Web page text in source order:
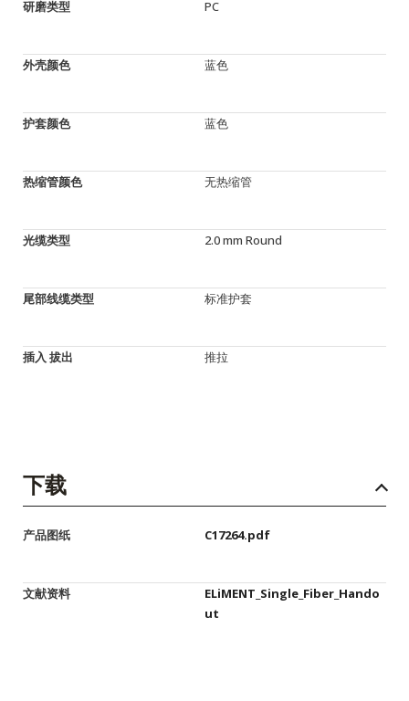
研磨类型 PC
外壳颜色 蓝色
护套颜色 蓝色
热缩管颜色 无热缩管
光缆类型 2.0 mm Round
尾部线缆类型 标准护套
插入 拔出 推拉
下载
产品图纸 C17264.pdf
文献资料
ELiMENT_Single_Fiber_Hando
ut